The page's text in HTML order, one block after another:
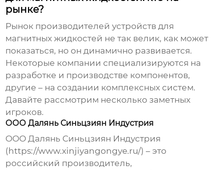
рынке?
Рынок производителей устройств для
магнитных жидкостей не так велик, как может
показаться, но он динамично развивается.
Некоторые компании специализируются на
разработке и производстве компонентов,
другие – на создании комплексных систем.
Давайте рассмотрим несколько заметных
игроков.
ООО Далянь Синьцзиян Индустрия
ООО Далянь Синьцзиян Индустрия
(https://www.xinjiyangongye.ru/) – это
российский производитель,